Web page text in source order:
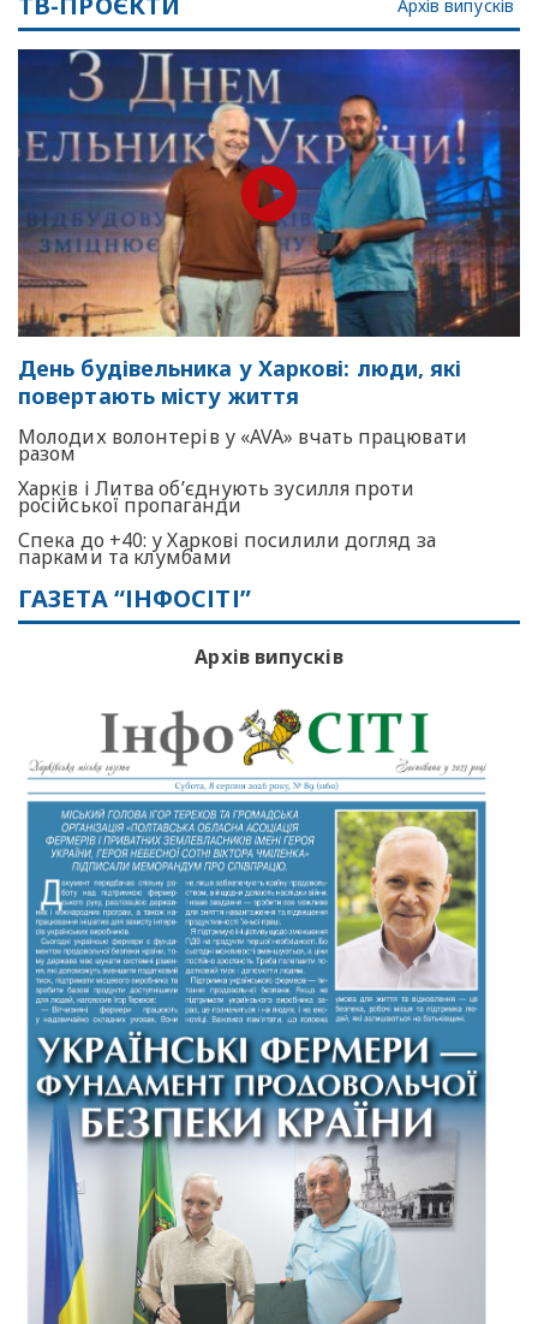
Архів випусків
День будівельника у Харкові: люди, які
повертають місту життя
Молодих волонтерів у «AVA» вчать працювати
разом
Харків і Литва об’єднують зусилля проти
російської пропаганди
Спека до +40: у Харкові посилили догляд за
парками та клумбами
ГАЗЕТА “ІНФОСІТІ”
Архів випусків